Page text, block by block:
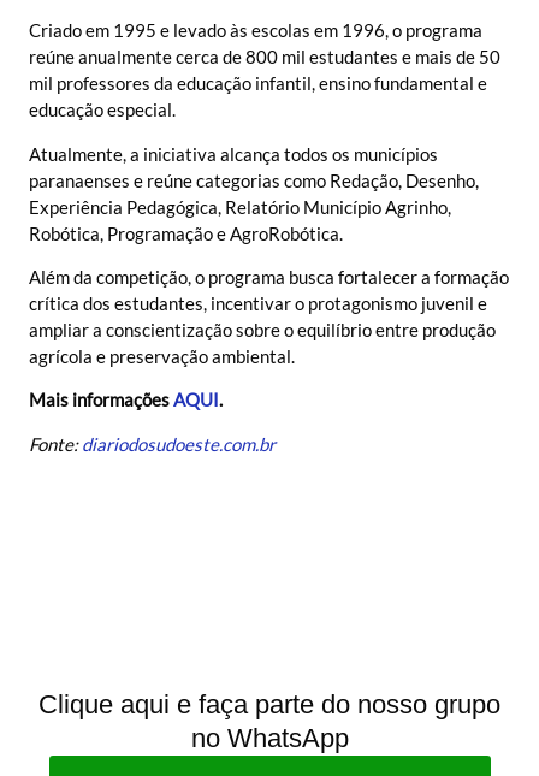
Criado em 1995 e levado às escolas em 1996, o programa
reúne anualmente cerca de 800 mil estudantes e mais de 50
mil professores da educação infantil, ensino fundamental e
educação especial.
Atualmente, a iniciativa alcança todos os municípios
paranaenses e reúne categorias como Redação, Desenho,
Experiência Pedagógica, Relatório Município Agrinho,
Robótica, Programação e AgroRobótica.
Além da competição, o programa busca fortalecer a formação
crítica dos estudantes, incentivar o protagonismo juvenil e
ampliar a conscientização sobre o equilíbrio entre produção
agrícola e preservação ambiental.
Mais informaçõesAQUI.
Fonte:diariodosudoeste.com.br
Clique aqui e faça parte do nosso grupo
no WhatsApp